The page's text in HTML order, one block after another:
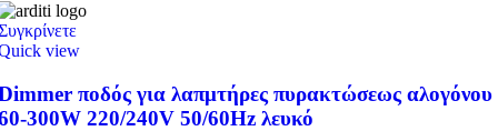
view
ποδός για λαπμτήρες πυρακτώσεως αλογόνου
300W 220/240V 50/60Hz λευκό